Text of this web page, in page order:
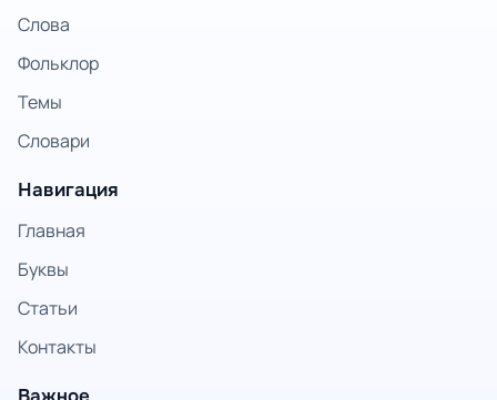
Слова
Фольклор
Темы
Словари
Навигация
Главная
Буквы
Статьи
Контакты